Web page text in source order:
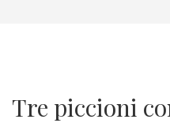
Tre piccioni